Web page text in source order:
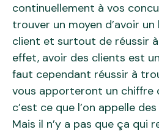
continuellement à vos
trouver un moyen d’avoir
client et surtout de réussir à
effet, avoir des clients est
faut cependant réussir à
vous apporteront un chiffre
c’est ce que l’on appelle des
Mais il n’y a pas que ça qui